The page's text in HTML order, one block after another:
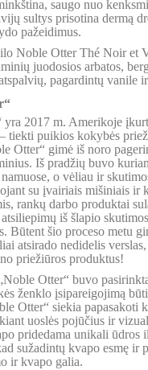
saugo nuo
sultys prisotina dermą
pažeidimus.
Noble Otter Thé Noir et
juodosios arbatos,
pagardintų vanile
yra 2017 m. Amerikoje
tiekti puikios kokybės
Otter“ gimė iš noro
Iš pradžių buvo
o vėliau ir
su įvairiais mišiniais ir
rankų darbo produktai
iš šlapio
Būtent šio proceso metu
atsirado nedidelis
priežiūros produktus!
Otter“ buvo
ženklo įsipareigojimą
Otter“ siekia papasakoti
uoslės pojūčius ir
pridedama unikali ūdros
sužadintų kvapo esmę ir
ir kvapo galia.